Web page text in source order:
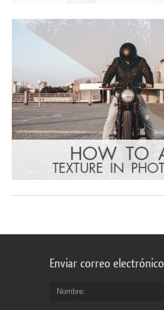
Enviar correo electrónico
Nombre